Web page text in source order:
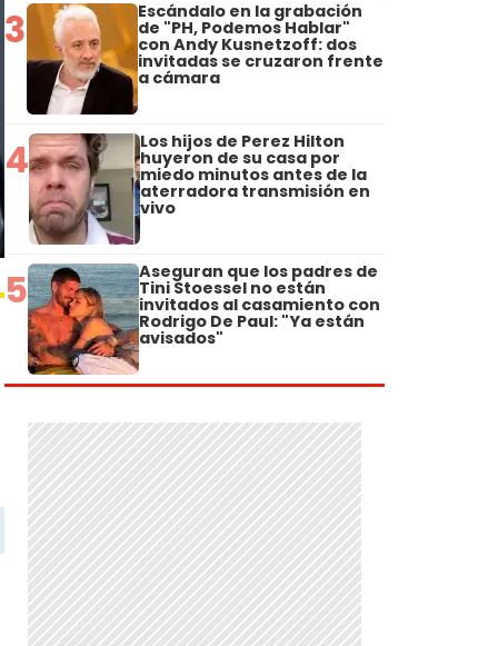
3 Escándalo en la grabación
de "PH, Podemos Hablar"
con Andy Kusnetzoff: dos
invitadas se cruzaron frente
a cámara
4 Los hijos de Perez Hilton
huyeron de su casa por
miedo minutos antes de la
aterradora transmisión en
vivo
5 Aseguran que los padres de
Tini Stoessel no están
invitados al casamiento con
Rodrigo De Paul: "Ya están
avisados"